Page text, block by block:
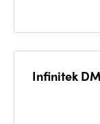
Infinitek